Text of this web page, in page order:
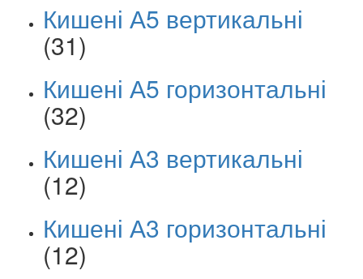
Кишені А5 вертикальні
(31)
Кишені А5 горизонтальні
(32)
Кишені А3 вертикальні
(12)
Кишені А3 горизонтальні
(12)